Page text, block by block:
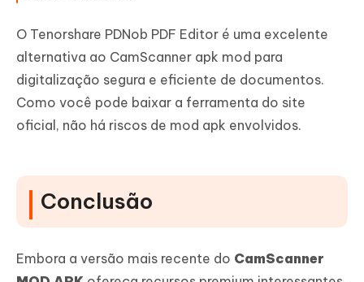
O Tenorshare PDNob PDF Editor é uma excelente
alternativa ao CamScanner apk mod para
digitalização segura e eficiente de documentos.
Como você pode baixar a ferramenta do site
oficial, não há riscos de mod apk envolvidos.
Conclusão
Embora a versão mais recente do CamScanner